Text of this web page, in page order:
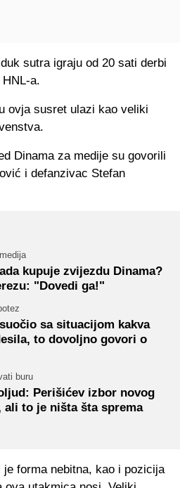
sutra igraju od 20 sati derbi
a.
ovja susret ulazi kao veliki
Dinama za medije su govorili
i defanzivac Stefan
kupuje zvijezdu Dinama?
"Dovedi ga!"
sa situacijom kakva
to dovoljno govori o
buru
Perišićev izbor novog
ali to je ništa šta sprema
forma nebitna, kao i pozicija